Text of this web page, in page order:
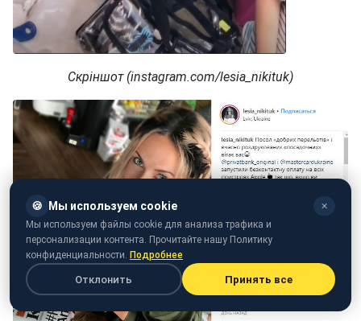
Скріншот (instagram.com/lesia_nikituk)
🍪 Мы используем cookie ✕
Мы используем файлы cookie для анализа трафика и
персонализации контента. Прочитайте нашу Политику
конфиденциальности. Подробнее
Отклонить Принять все